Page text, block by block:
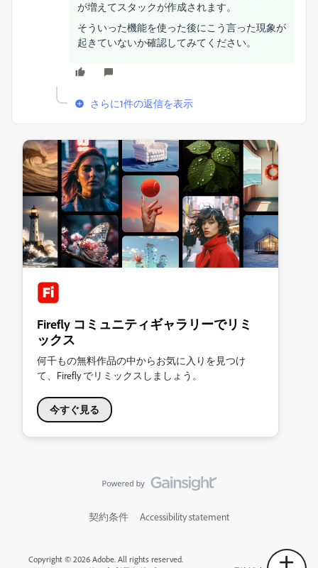
が増えてスタックが作成されます。
そういった機能を使った後にこう言った現象が
起きていないか確認してみてください。
さらに1件の返信を表示
Firefly コミュニティギャラリーでリミ
ックス
何千もの無料作品の中からお気に入りを見つけ
て、Firefly でリミックスしましょう。
今すぐ見る
契約条件 Accessibility statement
Copyright © 2026 Adobe. All rights reserved.